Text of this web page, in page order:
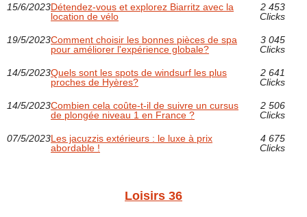
15/6/2023Détendez-vous et explorez Biarritz avec la
location de vélo
2 453
Clicks
19/5/2023Comment choisir les bonnes pièces de spa
pour améliorer l'expérience globale?
3 045
Clicks
14/5/2023Quels sont les spots de windsurf les plus
proches de Hyères?
2 641
Clicks
14/5/2023Combien cela coûte-t-il de suivre un cursus
de plongée niveau 1 en France ?
2 506
Clicks
07/5/2023Les jacuzzis extérieurs : le luxe à prix
abordable !
4 675
Clicks
Loisirs 36